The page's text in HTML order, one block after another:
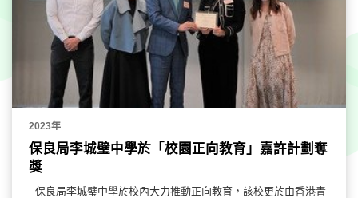
2023年
保良局李城璧中學於「校園正向教育」嘉許計劃奪
獎
保良局李城璧中學於校內大力推動正向教育，該校更於由香港青